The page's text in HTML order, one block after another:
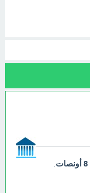
8 أونصات